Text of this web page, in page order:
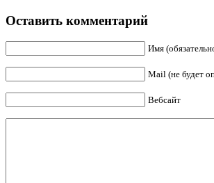
Оставить комментарий
Имя
Mail (не будет
Вебсайт